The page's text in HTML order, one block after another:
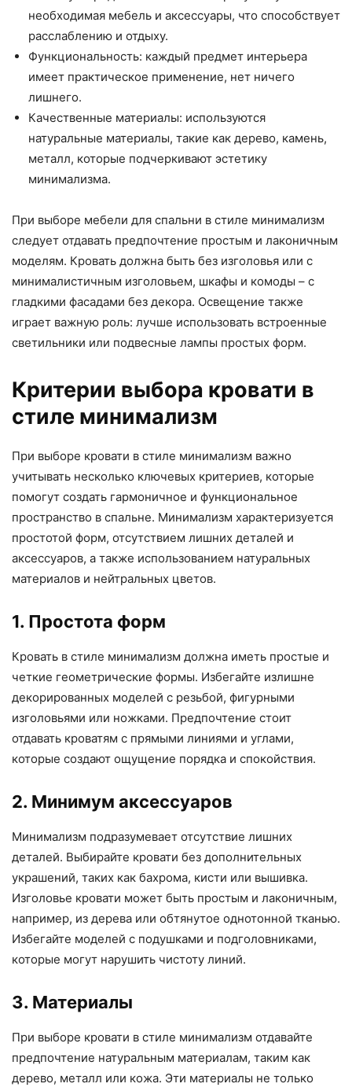
необходимая мебель и аксессуары, что способствует
расслаблению и отдыху.
Функциональность: каждый предмет интерьера
имеет практическое применение, нет ничего
лишнего.
Качественные материалы: используются
натуральные материалы, такие как дерево, камень,
металл, которые подчеркивают эстетику
минимализма.
При выборе мебели для спальни в стиле минимализм
следует отдавать предпочтение простым и лаконичным
моделям. Кровать должна быть без изголовья или с
минималистичным изголовьем, шкафы и комоды – с
гладкими фасадами без декора. Освещение также
играет важную роль: лучше использовать встроенные
светильники или подвесные лампы простых форм.
Критерии выбора кровати в
стиле минимализм
При выборе кровати в стиле минимализм важно
учитывать несколько ключевых критериев, которые
помогут создать гармоничное и функциональное
пространство в спальне. Минимализм характеризуется
простотой форм, отсутствием лишних деталей и
аксессуаров, а также использованием натуральных
материалов и нейтральных цветов.
1. Простота форм
Кровать в стиле минимализм должна иметь простые и
четкие геометрические формы. Избегайте излишне
декорированных моделей с резьбой, фигурными
изголовьями или ножками. Предпочтение стоит
отдавать кроватям с прямыми линиями и углами,
которые создают ощущение порядка и спокойствия.
2. Минимум аксессуаров
Минимализм подразумевает отсутствие лишних
деталей. Выбирайте кровати без дополнительных
украшений, таких как бахрома, кисти или вышивка.
Изголовье кровати может быть простым и лаконичным,
например, из дерева или обтянутое однотонной тканью.
Избегайте моделей с подушками и подголовниками,
которые могут нарушить чистоту линий.
3. Материалы
При выборе кровати в стиле минимализм отдавайте
предпочтение натуральным материалам, таким как
дерево, металл или кожа. Эти материалы не только